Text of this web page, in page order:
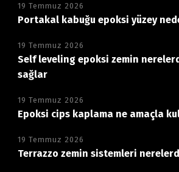
19 Temmuz 2026
Portakal kabuğu epoksi yüzey
19 Temmuz 2026
Self leveling epoksi zemin
sağlar
19 Temmuz 2026
Epoksi cips kaplama ne amaçla
19 Temmuz 2026
Terrazzo zemin sistemleri